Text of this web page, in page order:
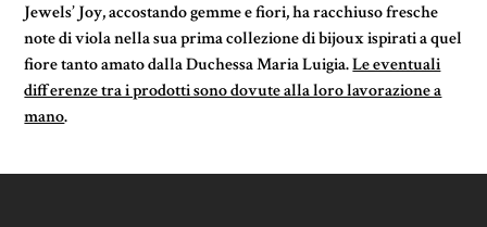
Jewels’ Joy, accostando gemme e fiori, ha racchiuso fresche
note di viola nella sua prima collezione di bijoux ispirati a quel
fiore tanto amato dalla Duchessa Maria Luigia.Le eventuali
differenze tra i prodotti sono dovute alla loro lavorazione a
mano.